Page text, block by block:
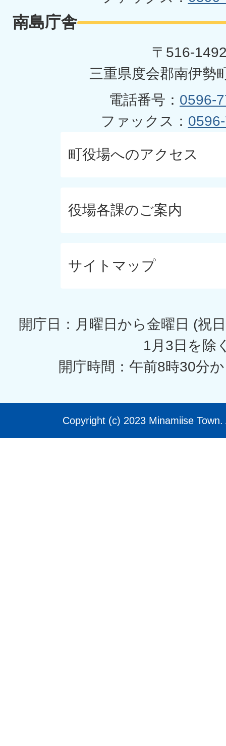
南島庁舎
〒516-
三重県度会郡南伊勢
電話番号： 0596-
ファックス：
町役場へのアクセス
役場各課のご案内
サイトマップ
開庁日：月曜日から金曜日 (祝
1月3日を除
開庁時間：午前8時30分
Copyright (c) 2023 Minamiise